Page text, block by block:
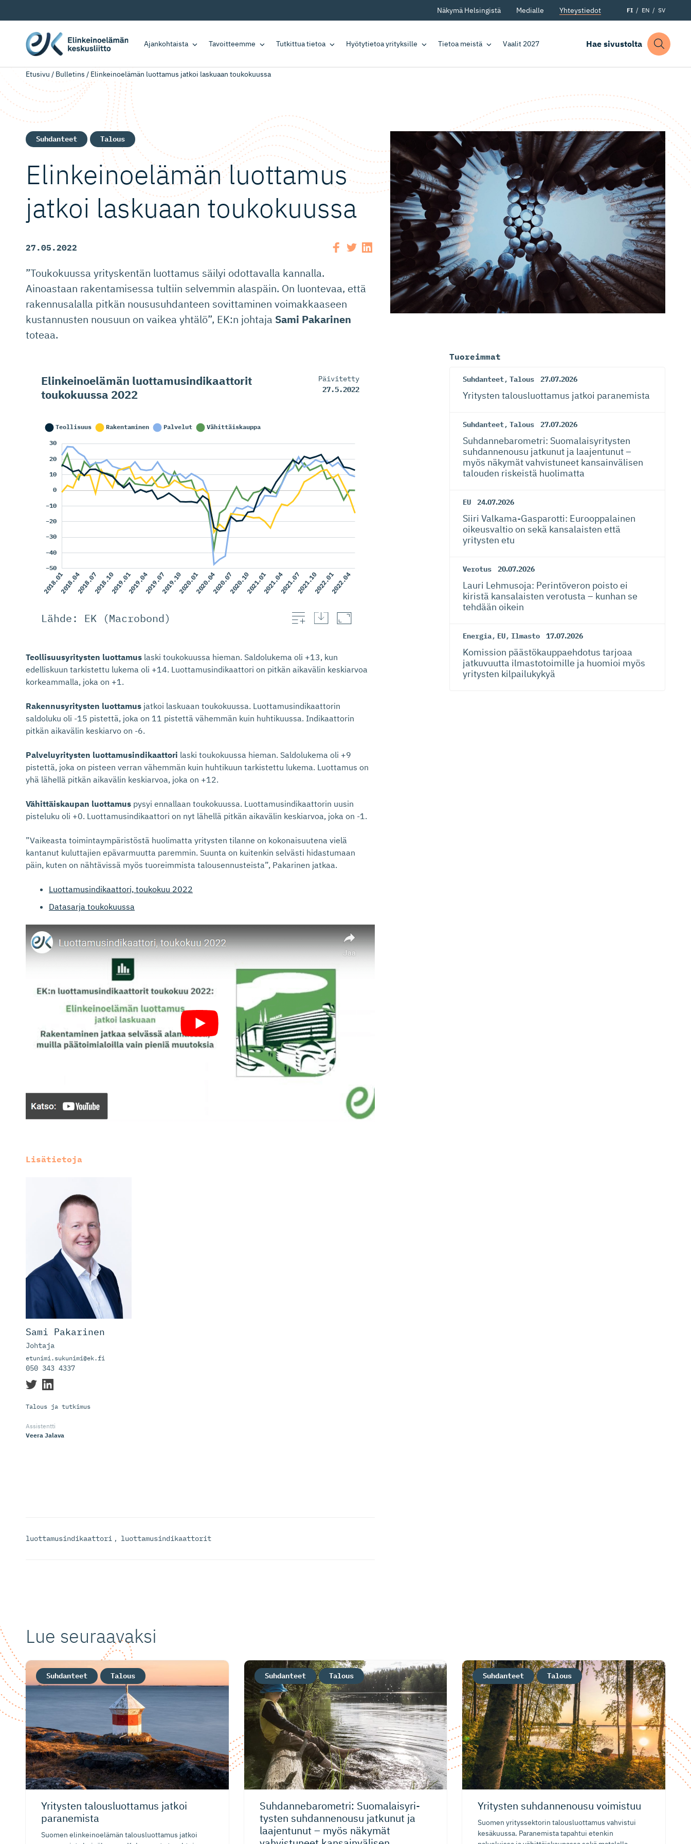
Näkymä Helsingistä Medialle Yhteystiedot FI EN SV
Ajankohtaista Tavoitteemme Tutkittua tietoa Hyötytietoa yrityksille Tietoa meistä Vaalit 2027 Hae sivustolta
Etusivu / Bulletins / Elinkeinoelämän luottamus jatkoi laskuaan toukokuussa
Suhdanteet Talous
Elinkeinoelämän luottamus
jatkoi laskuaan toukokuussa
27.05.2022
”Toukokuussa yrityskentän luottamus säilyi odottavalla kannalla.
Ainoastaan rakentamisessa tultiin selvemmin alaspäin. On luontevaa, että
rakennusalalla pitkän noususuhdanteen sovittaminen voimakkaaseen
kustannusten nousuun on vaikea yhtälö”, EK:n johtaja Sami Pakarinen
toteaa.
Elinkeinoelämän luottamusin­di­kaattorit
toukokuussa 2022
Päivitetty
27.5.2022
Lähde: EK (Macrobond)
Teollisuusyritysten luottamus laski toukokuussa hieman. Saldolukema oli +13, kun
edelliskuun tarkistettu lukema oli +14. Luottamusindikaattori on pitkän aikavälin keskiarvoa
korkeammalla, joka on +1.
Rakennusyritysten luottamus jatkoi laskuaan toukokuussa. Luottamusindikaattorin
saldoluku oli -15 pistettä, joka on 11 pistettä vähemmän kuin huhtikuussa. Indikaattorin
pitkän aikavälin keskiarvo on -6.
Palveluyritysten luottamusindikaattori laski toukokuussa hieman. Saldolukema oli +9
pistettä, joka on pisteen verran vähemmän kuin huhtikuun tarkistettu lukema. Luottamus on
yhä lähellä pitkän aikavälin keskiarvoa, joka on +12.
Vähittäiskaupan luottamus pysyi ennallaan toukokuussa. Luottamusindikaattorin uusin
pisteluku oli +0. Luottamusindikaattori on nyt lähellä pitkän aikavälin keskiarvoa, joka on -1.
”Vaikeasta toimintaympäristöstä huolimatta yritysten tilanne on kokonaisuutena vielä
kantanut kuluttajien epävarmuutta paremmin. Suunta on kuitenkin selvästi hidastumaan
päin, kuten on nähtävissä myös tuoreimmista talousennusteista”, Pakarinen jatkaa.
Luottamusindikaattori, toukokuu 2022
Datasarja toukokuussa
Lisätietoja
Sami Pakarinen
Johtaja
etunimi.sukunimi@ek.fi
050 343 4337
Talous ja tutkimus
Assistentti
Veera Jalava
luottamusindikaattori , luottamusindikaattorit
Tuoreimmat
Suhdanteet, Talous 27.07.2026
Yritysten talousluottamus jatkoi paranemista
Suhdanteet, Talous 27.07.2026
Suhdanneba­ro­metri: Suomalaisy­ri­tysten
suhdannenousu jatkunut ja laajentunut –
myös näkymät vahvistuneet kansainvälisen
talouden riskeistä huolimatta
EU 24.07.2026
Siiri Valkama-Gas­pa­rotti: Eurooppalainen
oikeusvaltio on sekä kansalaisten että
yritysten etu
Verotus 20.07.2026
Lauri Lehmusoja: Perintöveron poisto ei
kiristä kansalaisten verotusta – kunhan se
tehdään oikein
Energia, EU, Ilmasto 17.07.2026
Komission päästökaup­paehdotus tarjoaa
jatkuvuutta ilmastotoimille ja huomioi myös
yritysten kilpailukykyä
Lue seuraavaksi
Yritysten talousluottamus jatkoi
paranemista
Suomen elinkeinoelämän talousluottamus jatkoi
Suhdanteet Talous
Suhdanneba­ro­metri: Suomalaisy­ri­
tysten suhdannenousu jatkunut ja
laajentunut – myös näkymät
Suhdanteet Talous
Yritysten suhdannenousu voimistuu
Suomen yrityssektorin talousluottamus vahvistui
kesäkuussa. Paranemista tapahtui etenkin
Suhdanteet Talous